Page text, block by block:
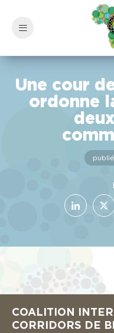
Une cour
ordonne
COALITION
CORRIDORS DE